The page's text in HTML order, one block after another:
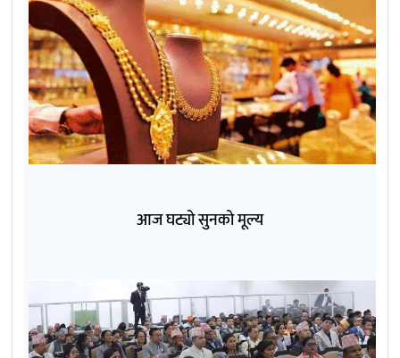
आज घट्यो सुनको मूल्य